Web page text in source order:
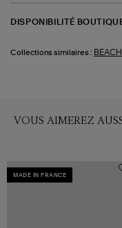
DISPONIBILITÉ
Collections similaires :
VOUS AIMEREZ
MADE IN FRANCE